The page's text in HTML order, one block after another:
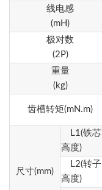
线电感
(mH)
极对数
(2P)
重量
(kg)
齿槽转矩(mN.m)
尺寸(mm)
L1(铁芯
高度)
L2(转子
高度)